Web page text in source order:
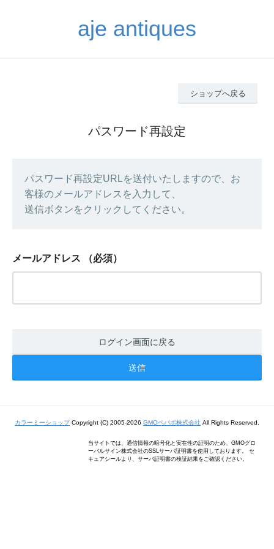
aje antiques
ショップへ戻る
パスワード再設定
パスワード再設定URLを送付いたしますので、お
客様のメールアドレスを入力して、
送信ボタンをクリックしてください。
メールアドレス （必須）
ログイン画面に戻る
カラーミーショップCopyright (C) 2005-2026 GMOペパボ株式会社 All Rights Reserved.
当サイトでは、通信情報の暗号化と実在性の証明のため、GMOグロ
ーバルサイン株式会社のSSLサーバ証明書を使用しております。 セ
キュアシールより、サーバ証明書の検証結果をご確認ください。